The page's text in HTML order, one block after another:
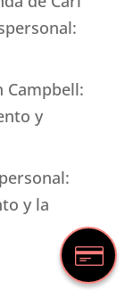
Campbell:
y
y la